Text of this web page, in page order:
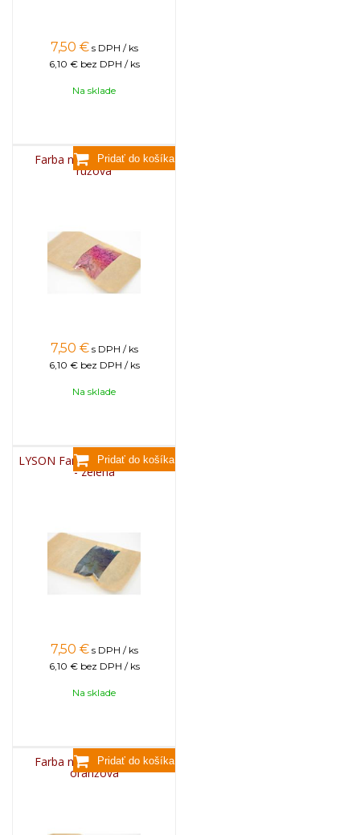
7,50 € s DPH / ks
6,10 € bez DPH / ks
Na sklade
Farba na sviečky, 25g -
ružová
7,50 € s DPH / ks
6,10 € bez DPH / ks
Na sklade
LYSON Farba na sviečky, 25g
- zelená
7,50 € s DPH / ks
6,10 € bez DPH / ks
Na sklade
Farba na sviečky, 25g -
oranžová